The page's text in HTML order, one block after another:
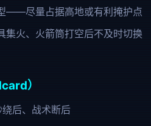
——尽量占据高地或有利掩护点
集火、火箭筒打空后不及时切换
）
后、战术断后